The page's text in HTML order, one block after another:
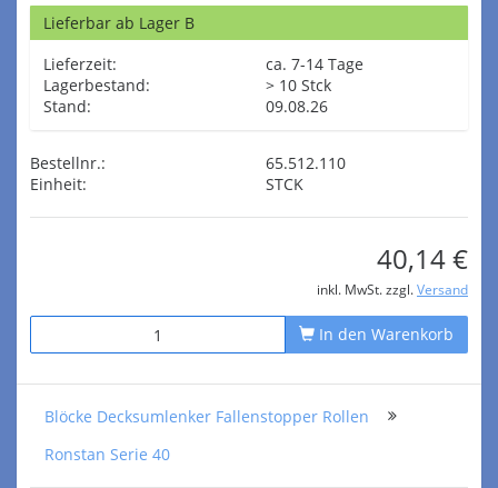
Lieferbar ab Lager B
Lieferzeit:
ca. 7-14 Tage
Lagerbestand:
> 10 Stck
Stand:
09.08.26
Bestellnr.:
65.512.110
Einheit:
STCK
40,14 €
inkl. MwSt. zzgl. Versand
In den Warenkorb
Blöcke Decksumlenker Fallenstopper Rollen
Ronstan Serie 40